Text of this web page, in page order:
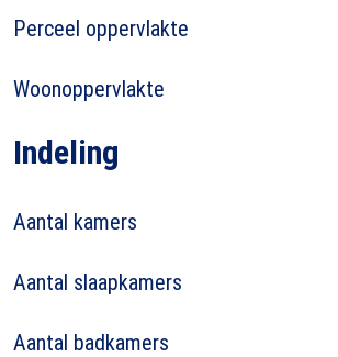
Perceel oppervlakte
Woonoppervlakte
Indeling
Aantal kamers
Aantal slaapkamers
Aantal badkamers